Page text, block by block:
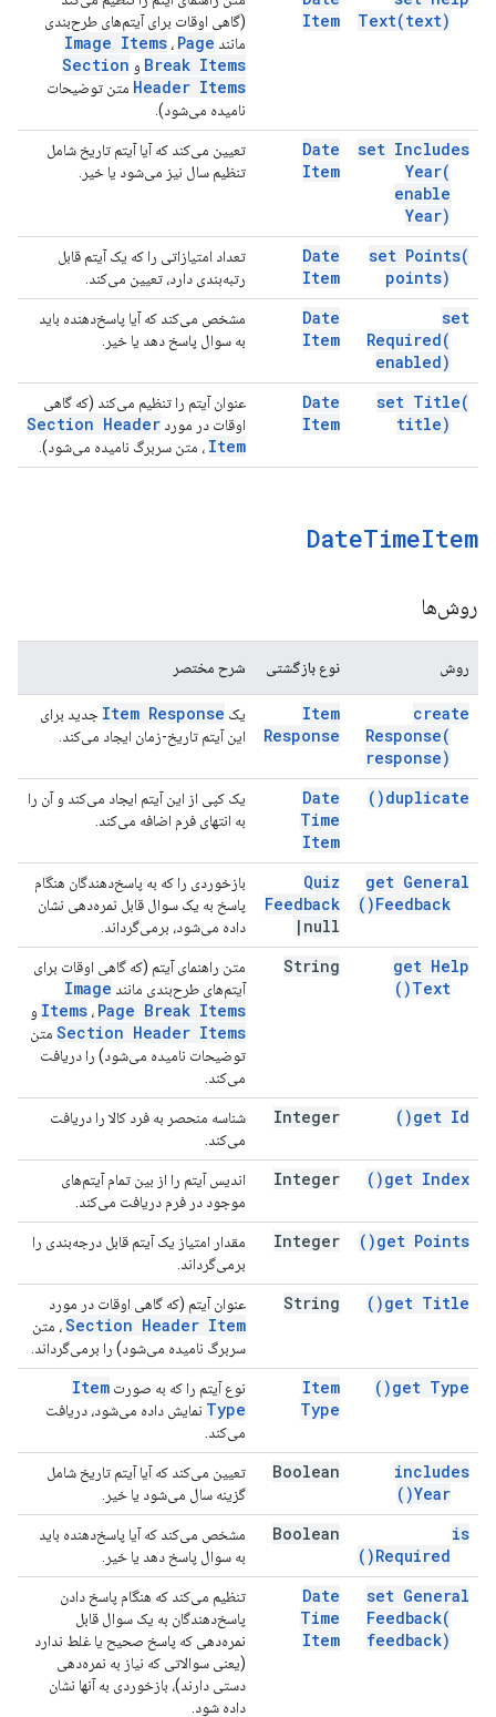
Text(text)
Item
(گاهی اوقات برای آیتم‌های طرح‌بندی
مانند
Image Items ، Page
Break Items و Section
Header Items متن توضیحات
نامیده می‌شود).
set Includes
Year(
enable
Year)
Date
Item
تعیین می‌کند که آیا آیتم تاریخ شامل
تنظیم سال نیز می‌شود یا خیر.
set Points(
points)
Date
Item
تعداد امتیازاتی را که یک آیتم قابل
رتبه‌بندی دارد، تعیین می‌کند.
set
Required(
enabled)
Date
Item
مشخص می‌کند که آیا پاسخ‌دهنده باید
به سوال پاسخ دهد یا خیر.
set Title(
title)
Date
Item
عنوان آیتم را تنظیم می‌کند (که گاهی
اوقات در مورد Section Header
Item ، متن سربرگ نامیده می‌شود).
DateTimeItem
روش‌ها
روش نوع بازگشتی شرح مختصر
create
Response(
response)
Item
Response
یک Item Response جدید برای
این آیتم تاریخ-زمان ایجاد می‌کند.
duplicate(
)
Date
Time
Item
یک کپی از این آیتم ایجاد می‌کند و آن را
به انتهای فرم اضافه می‌کند.
get General
Feedback(
)
Quiz
Feedback
| null
بازخوردی را که به پاسخ‌دهندگان هنگام
پاسخ به یک سوال قابل نمره‌دهی نشان
داده می‌شود، برمی‌گرداند.
get Help
Text(
)
String
متن راهنمای آیتم (که گاهی اوقات برای
آیتم‌های طرح‌بندی مانند Image
Items ، Page Break Items و
Section Header Items متن
توضیحات نامیده می‌شود) را دریافت
می‌کند.
get Id(
)
Integer
شناسه منحصر به فرد کالا را دریافت
می‌کند.
get Index(
)
Integer
اندیس آیتم را از بین تمام آیتم‌های
موجود در فرم دریافت می‌کند.
get Points(
)
Integer
مقدار امتیاز یک آیتم قابل درجه‌بندی را
برمی‌گرداند.
get Title(
)
String عنوان آیتم (که گاهی اوقات در مورد
Section Header Item، متن
سربرگ نامیده می‌شود) را برمی‌گرداند.
get Type(
)
Item
Type
نوع آیتم را که به صورت Item
Type نمایش داده می‌شود، دریافت
می‌کند.
includes
Year(
)
Boolean
تعیین می‌کند که آیا آیتم تاریخ شامل
گزینه سال می‌شود یا خیر.
is
Required(
)
Boolean
مشخص می‌کند که آیا پاسخ‌دهنده باید
به سوال پاسخ دهد یا خیر.
set General
Feedback(
feedback)
Date
Time
Item
تنظیم می‌کند که هنگام پاسخ دادن
پاسخ‌دهندگان به یک سوال قابل
نمره‌دهی که پاسخ صحیح یا غلط ندارد
(یعنی سوالاتی که نیاز به نمره‌دهی
دستی دارند)، بازخوردی به آنها نشان
داده شود.